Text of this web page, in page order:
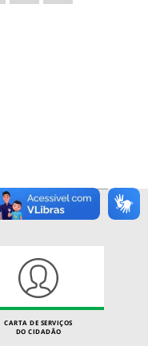
CARTA DE SERVIÇOS
DO CIDADÃO